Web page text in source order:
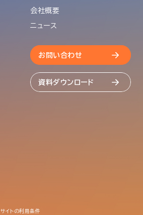
会社概要
ニュース
お問い合わせ
資料ダウンロード
サイトの利用条件